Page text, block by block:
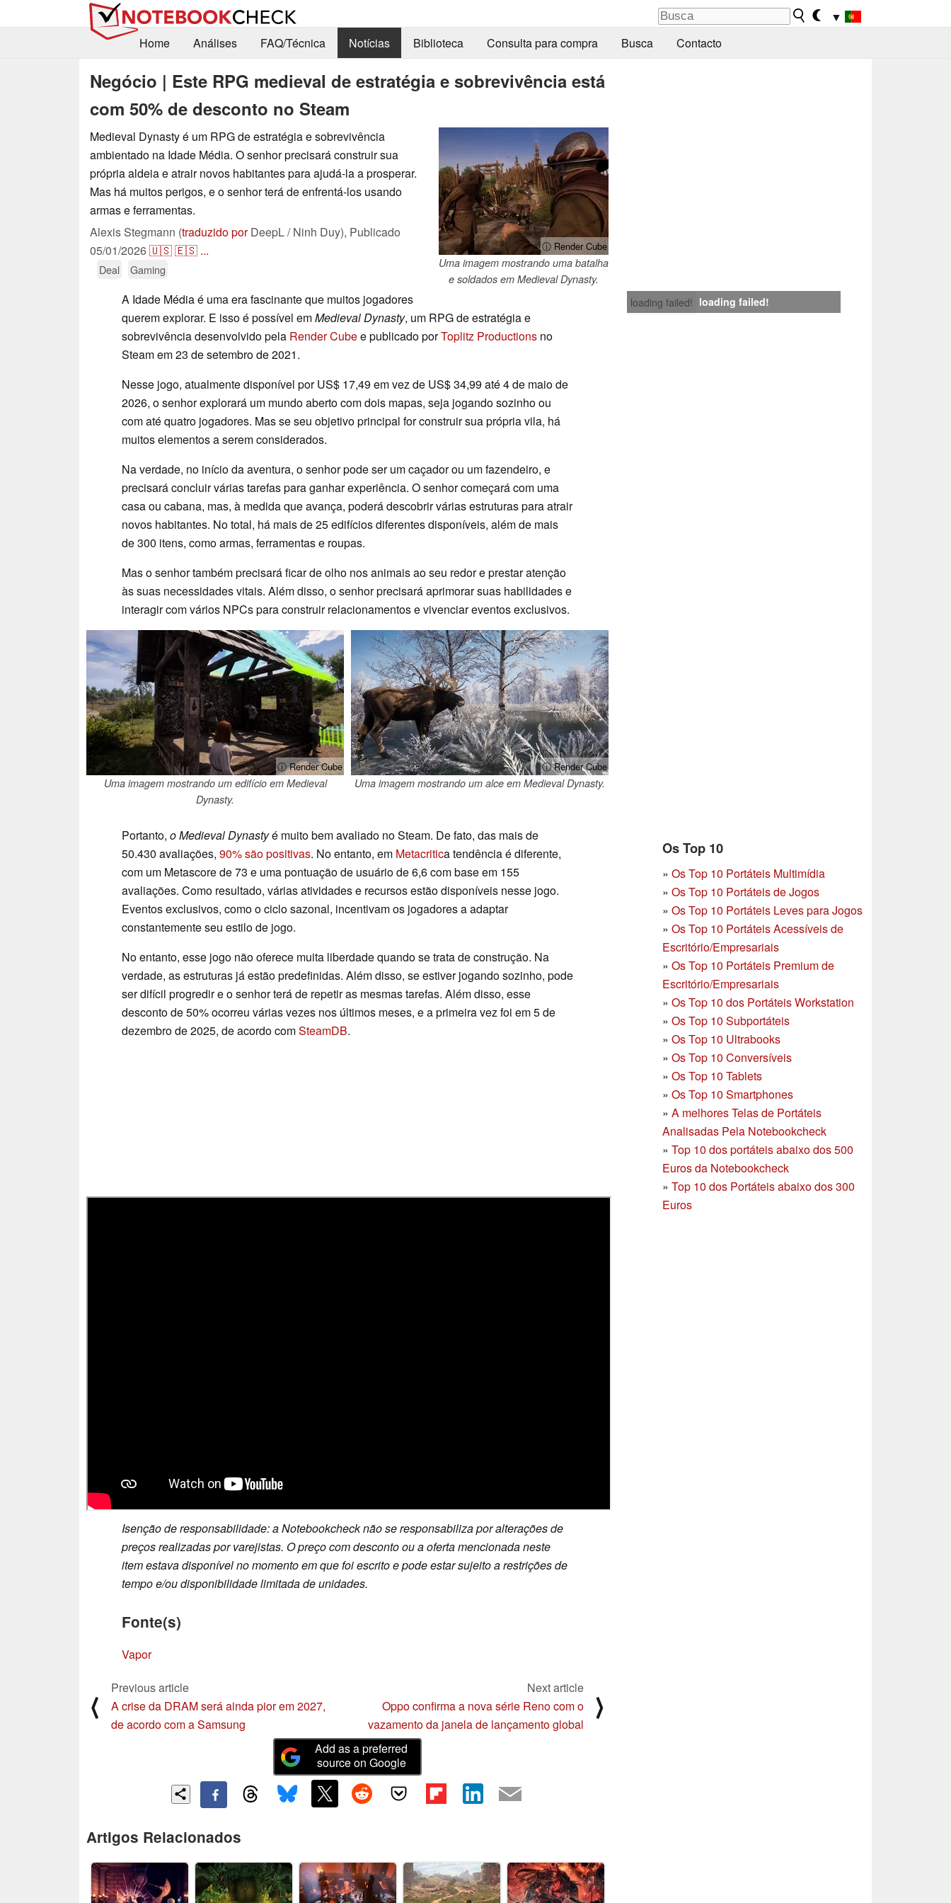
▼
Home
Análises FAQ/Técnica Notícias Biblioteca Consulta para compra Busca Contacto
Negócio | Este RPG medieval de estratégia e sobrevivência está
com 50% de desconto no Steam
ⓘ Render Cube
Uma imagem mostrando uma batalha
e soldados em Medieval Dynasty.
Medieval Dynasty é um RPG de estratégia e sobrevivência
ambientado na Idade Média. O senhor precisará construir sua
própria aldeia e atrair novos habitantes para ajudá-la a prosperar.
Mas há muitos perigos, e o senhor terá de enfrentá-los usando
armas e ferramentas.
Alexis Stegmann (traduzido porDeepL / Ninh Duy), Publicado
05/01/2026🇺🇸🇪🇸 ...
Deal Gaming
loading failed! loading failed!
A Idade Média é uma era fascinante que muitos jogadores
querem explorar. E isso é possível emMedieval Dynasty, um RPG de estratégia e
sobrevivência desenvolvido pela Render Cubee publicado porToplitz Productions no
Steam em 23 de setembro de 2021.
Nesse jogo, atualmente disponível por US$ 17,49 em vez de US$ 34,99 até 4 de maio de
2026, o senhor explorará um mundo aberto com dois mapas, seja jogando sozinho ou
com até quatro jogadores. Mas se seu objetivo principal for construir sua própria vila, há
muitos elementos a serem considerados.
Na verdade, no início da aventura, o senhor pode ser um caçador ou um fazendeiro, e
precisará concluir várias tarefas para ganhar experiência. O senhor começará com uma
casa ou cabana, mas, à medida que avança, poderá descobrir várias estruturas para atrair
novos habitantes. No total, há mais de 25 edifícios diferentes disponíveis, além de mais
de 300 itens, como armas, ferramentas e roupas.
Mas o senhor também precisará ficar de olho nos animais ao seu redor e prestar atenção
às suas necessidades vitais. Além disso, o senhor precisará aprimorar suas habilidades e
interagir com vários NPCs para construir relacionamentos e vivenciar eventos exclusivos.
ⓘ Render Cube
Uma imagem mostrando um edifício em Medieval
Dynasty.
ⓘ Render Cube
Uma imagem mostrando um alce em Medieval Dynasty.
Os Top 10
» Os Top 10 Portáteis Multimídia
» Os Top 10 Portáteis de Jogos
» Os Top 10 Portáteis Leves para Jogos
» Os Top 10 Portáteis Acessíveis de
Escritório/Empresariais
» Os Top 10 Portáteis Premium de
Escritório/Empresariais
» Os Top 10 dos Portáteis Workstation
» Os Top 10 Subportáteis
» Os Top 10 Ultrabooks
» Os Top 10 Conversíveis
» Os Top 10 Tablets
» Os Top 10 Smartphones
» A melhores Telas de Portáteis
Analisadas Pela Notebookcheck
» Top 10 dos portáteis abaixo dos 500
Euros da Notebookcheck
» Top 10 dos Portáteis abaixo dos 300
Euros
Portanto, o Medieval Dynastyé muito bem avaliado no Steam. De fato, das mais de
50.430 avaliações, 90% são positivas. No entanto, em Metacritica tendência é diferente,
com um Metascore de 73 e uma pontuação de usuário de 6,6 com base em 155
avaliações. Como resultado, várias atividades e recursos estão disponíveis nesse jogo.
Eventos exclusivos, como o ciclo sazonal, incentivam os jogadores a adaptar
constantemente seu estilo de jogo.
No entanto, esse jogo não oferece muita liberdade quando se trata de construção. Na
verdade, as estruturas já estão predefinidas. Além disso, se estiver jogando sozinho, pode
ser difícil progredir e o senhor terá de repetir as mesmas tarefas. Além disso, esse
desconto de 50% ocorreu várias vezes nos últimos meses, e a primeira vez foi em 5 de
dezembro de 2025, de acordo comSteamDB.
Isenção de responsabilidade: a Notebookcheck não se responsabiliza por alterações de
preços realizadas por varejistas. O preço com desconto ou a oferta mencionada neste
item estava disponível no momento em que foi escrito e pode estar sujeito a restrições de
tempo e/ou disponibilidade limitada de unidades.
Fonte(s)
Vapor
⟨
Previous article
A crise da DRAM será ainda pior em 2027,
de acordo com a Samsung
Next article
Oppo confirma a nova série Reno com o
vazamento da janela de lançamento global
⟩
Add as a preferred
source on Google
Artigos Relacionados